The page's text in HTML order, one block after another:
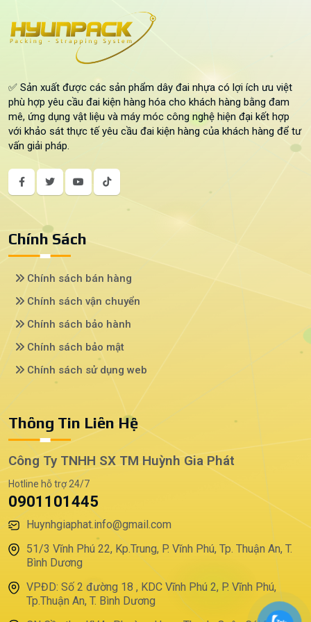
✅ Sản xuất được các sản phẩm dây đai nhựa có lợi ích ưu việt
phù hợp yêu cầu đai kiện hàng hóa cho khách hàng bằng đam
mê, ứng dụng vật liệu và máy móc công nghệ hiện đại kết hợp
với khảo sát thực tế yêu cầu đai kiện hàng của khách hàng để tư
vấn giải pháp.
Chính Sách
Chính sách bán hàng
Chính sách vận chuyển
Chính sách bảo hành
Chính sách bảo mật
Chính sách sử dụng web
Thông Tin Liên Hệ
Công Ty TNHH SX TM Huỳnh Gia Phát
Hotline hỗ trợ 24/7
0901101445
Huynhgiaphat.info@gmail.com
51/3 Vĩnh Phú 22, Kp.Trung, P. Vĩnh Phú, Tp. Thuận An, T.
Bình Dương
VPĐD: Số 2 đường 18 , KDC Vĩnh Phú 2, P. Vĩnh Phú,
Tp.Thuận An, T. Bình Dương